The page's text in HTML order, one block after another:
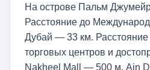
На острове Пальм
Расстояние до
Дубай — 33 км.
торговых центров и
Nakheel Mall — 500 м, Ain